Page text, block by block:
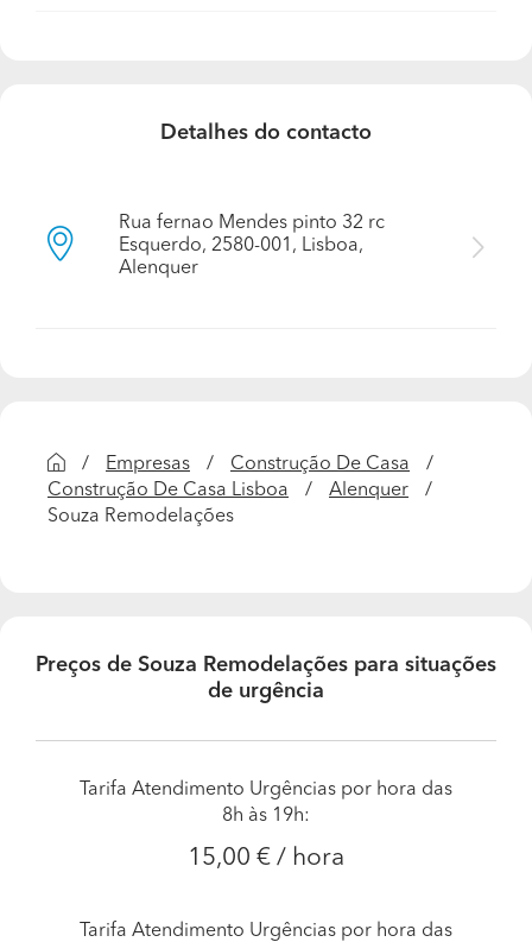
Detalhes do contacto
Rua fernao Mendes pinto 32 rc
Esquerdo, 2580-001, Lisboa,
Alenquer
Empresas
Construção De Casa
Construção De Casa Lisboa
Alenquer
Souza Remodelações
Preços de Souza Remodelações para situações
de urgência
Tarifa Atendimento Urgências por hora das
8h às 19h:
15,00 € / hora
Tarifa Atendimento Urgências por hora das